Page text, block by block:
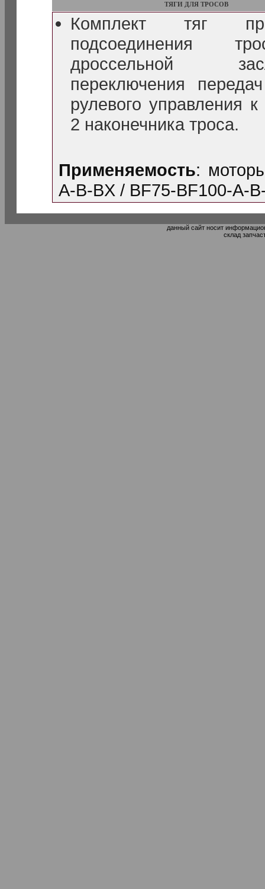
ТЯГИ ДЛЯ ТРОСОВ
Комплект тяг
подсоединения
дроссельной
переключения
рулевого управления
2 наконечника троса.
Применяемость:
A-B-BX / BF75-BF100-A-
данный сайт носит
склад